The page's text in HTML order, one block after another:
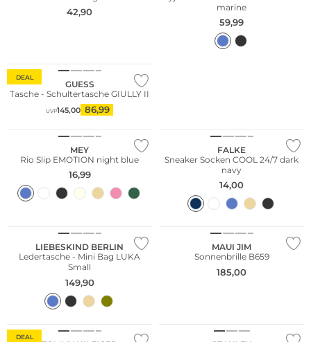
42,90
marine
59,99
DEAL
GUESS
Tasche - Schultertasche GIULLY II
UVP145,00 86,99
MEY
Rio Slip EMOTION night blue
16,99
FALKE
Sneaker Socken COOL 24/7 dark
navy
14,00
LIEBESKIND BERLIN
Ledertasche - Mini Bag LUKA
Small
149,90
MAUI JIM
Sonnenbrille B659
185,00
DEAL